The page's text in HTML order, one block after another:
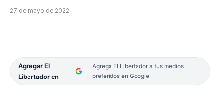
27 de mayo de 2022
Agregar El
Libertador en
Agrega El Libertador a tus medios
preferidos en Google